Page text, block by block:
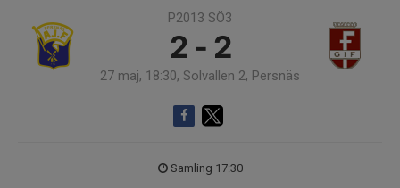
P2013 SÖ3
2 - 2
27 maj, 18:30, Solvallen 2, Persnäs
Samling 17:30